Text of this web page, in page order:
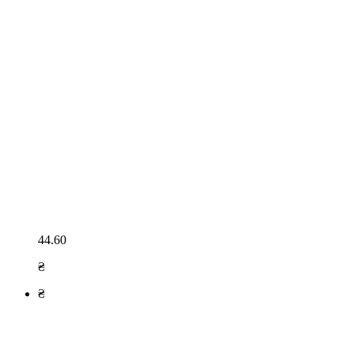
44.60
₴
₴